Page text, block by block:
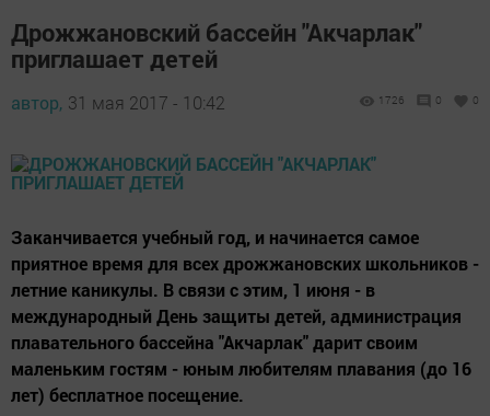
Дрожжановский бассейн "Акчарлак"
приглашает детей
автор, 31 мая 2017 - 10:42 1726 0 0
Заканчивается учебный год, и начинается самое
приятное время для всех дрожжановских школьников -
летние каникулы. В связи с этим, 1 июня - в
международный День защиты детей, администрация
плавательного бассейна "Акчарлак" дарит своим
маленьким гостям - юным любителям плавания (до 16
лет) бесплатное посещение.